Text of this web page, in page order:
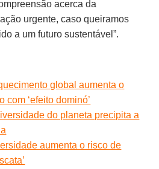
acerca da
urgente, caso queiramos
a um futuro sustentável”.
global aumenta o
com ‘efeito dominó’
do planeta precipita a
aumenta o risco de